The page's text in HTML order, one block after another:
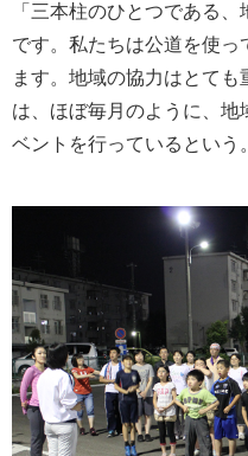
「三本柱のひとつである
です。私たちは公道を使っ
ます。地域の協力はとて
は、ほぼ毎月のように、地
ベントを行っているという。